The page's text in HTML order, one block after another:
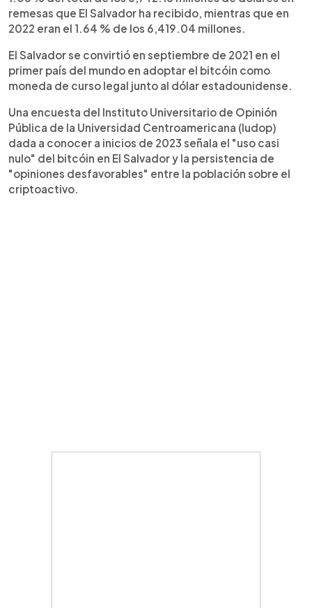
remesas que El Salvador ha recibido, mientras que en
2022 eran el 1.64 % de los 6,419.04 millones.
El Salvador se convirtió en septiembre de 2021 en el
primer país del mundo en adoptar el bitcóin como
moneda de curso legal junto al dólar estadounidense.
Una encuesta del Instituto Universitario de Opinión
Pública de la Universidad Centroamericana (Iudop)
dada a conocer a inicios de 2023 señala el "uso casi
nulo" del bitcóin en El Salvador y la persistencia de
"opiniones desfavorables" entre la población sobre el
criptoactivo.